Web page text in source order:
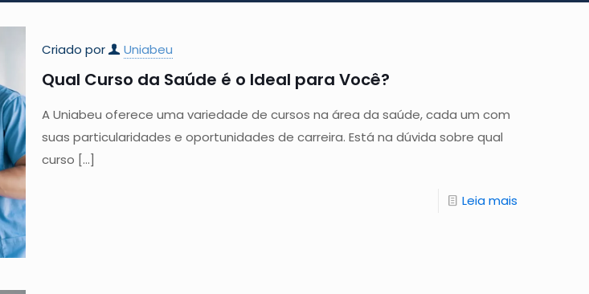
Criado por Uniabeu
Qual Curso da Saúde é o Ideal para Você?
A Uniabeu oferece uma variedade de cursos na área da saúde, cada um com
suas particularidades e oportunidades de carreira. Está na dúvida sobre qual
curso […]
Leia mais